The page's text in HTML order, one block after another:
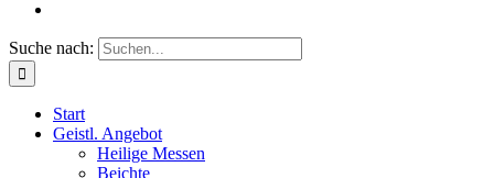
Suche nach:
Start
Geistl. Angebot
Heilige Messen
Beichte